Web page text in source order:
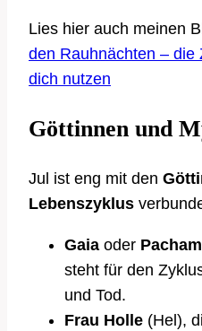
Lies hier auch meinen
den Rauhnächten – die
dich nutzen
Göttinnen und
Jul ist eng mit den
Lebenszyklus
Gaia oder
steht für den
und Tod.
Frau Holle (Hel),